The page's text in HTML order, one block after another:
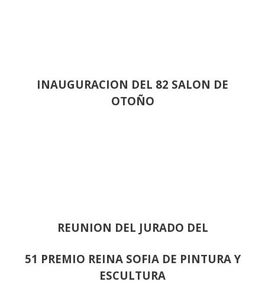
INAUGURACION DEL 82 SALON DE
OTOÑO
REUNION DEL JURADO DEL
51 PREMIO REINA SOFIA DE PINTURA Y
ESCULTURA